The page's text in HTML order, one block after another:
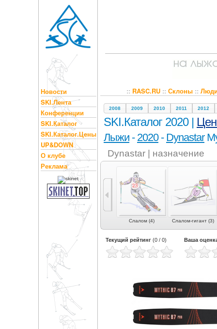
Новости
SKI.Лента
Конференции
SKI.Каталог
SKI.Каталог.Цены
UP&DOWN
О клубе
Реклама
:: RASC.RU:: Склоны::
2008 2009 2010 2011 2012
SKI.Каталог 2020 |
Лыжи - 2020- Dynastar
Dynastar | назначение
Фристайл (3) Слалом (4) Слалом-гигант (3)
Текущий рейтинг (0 / 0) Ваша